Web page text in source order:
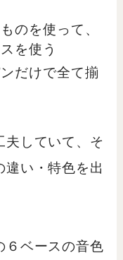
のを使って、
を使う
だけで全て揃
夫していて、そ
違い・特色を出
６ベースの音色